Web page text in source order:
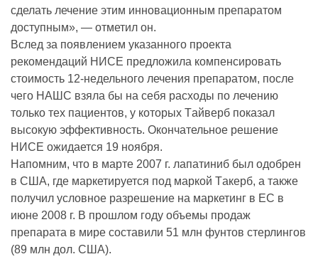
сделать лечение этим инновационным препаратом
доступным», — отметил он.
Вслед за появлением указанного проекта
рекомендаций НИСЕ предложила компенсировать
стоимость 12-недельного лечения препаратом, после
чего НАШС взяла бы на себя расходы по лечению
только тех пациентов, у которых Tайверб показал
высокую эффективность. Окончательное решение
НИСЕ ожидается 19 ноября.
Напомним, что в марте 2007 г. лапатиниб был одобрен
в США, где маркетируется под маркой Tакерб, а также
получил условное разрешение на маркетинг в ЕС в
июне 2008 г. В прошлом году объемы продаж
препарата в мире составили 51 млн фунтов стерлингов
(89 млн дол. США).